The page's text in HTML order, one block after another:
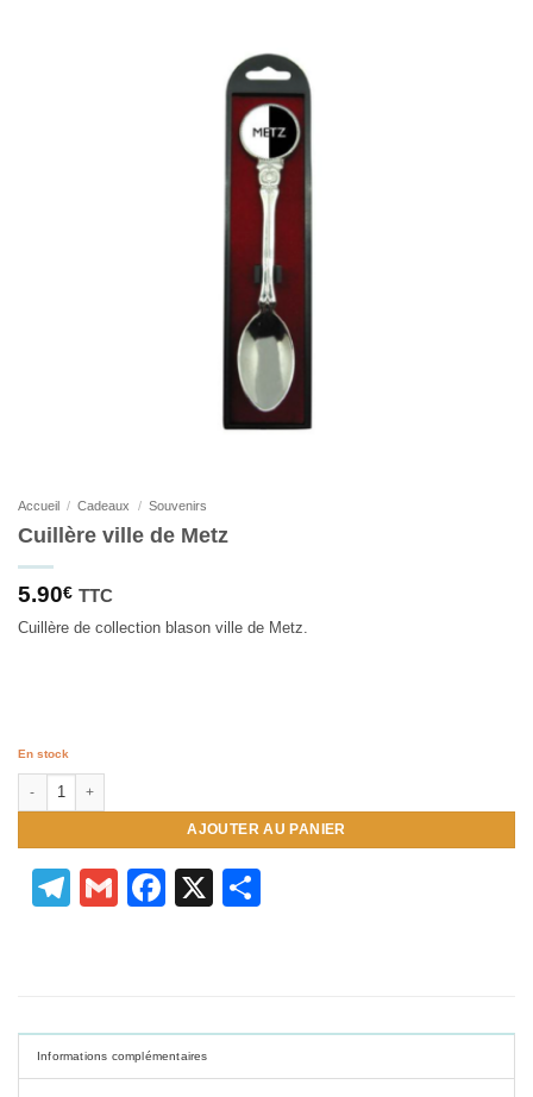
Accueil / Cadeaux / Souvenirs
Cuillère ville de Metz
5.90€ TTC
Cuillère de collection blason ville de Metz.
En stock
quantité de Cuillère ville de Metz
AJOUTER AU PANIER
Telegram
GmailFacebook
X
Informations complémentaires